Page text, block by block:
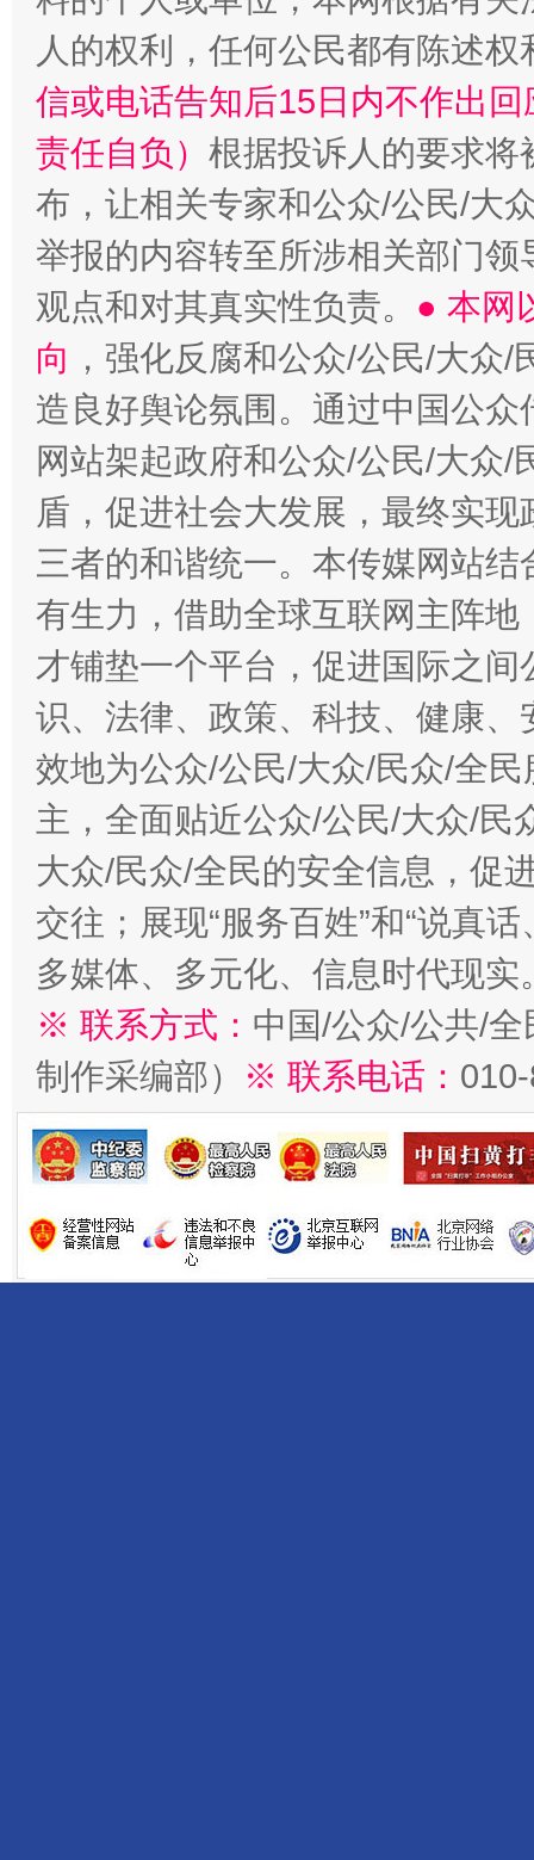
人的权利，任何公民都有陈述
信或电话告知后15日内不作出
责任自负） 根据投诉人的要求将
布，让相关专家和公众/公民/大
举报的内容转至所涉相关部门
观点和对其真实性负责。 ● 本网
向 ，强化反腐和公众/公民/大众
造良好舆论氛围。通过中国公
网站架起政府和公众/公民/大众
盾，促进社会大发展，最终实
三者的和谐统一。本传媒网站
有生力，借助全球互联网主阵
才铺垫一个平台，促进国际之
识、法律、政策、科技、健康
效地为公众/公民/大众/民众/全
主，全面贴近公众/公民/大众/民
大众/民众/全民的安全信息，促
交往；展现“服务百姓”和“说真
多媒体、多元化、信息时代现实
※ 联系方式： 中国/公众/公共/
制作采编部）
※ 联系电话：